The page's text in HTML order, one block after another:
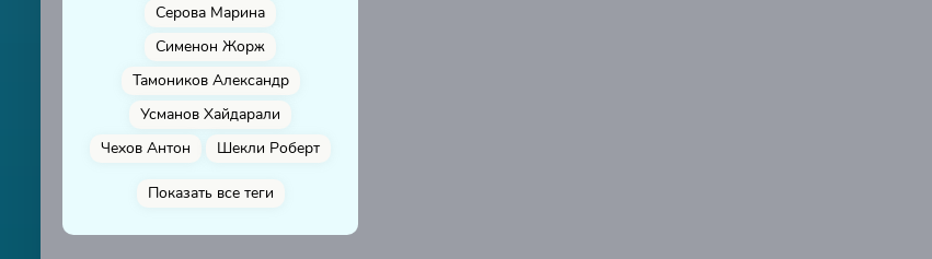
Серова Марина
Сименон Жорж
Тамоников Александр
Усманов Хайдарали
Чехов Антон
Шекли Роберт
Показать все теги